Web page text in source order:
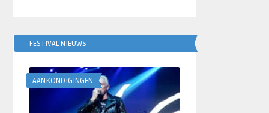
FESTIVAL NIEUWS
AANKONDIGINGEN